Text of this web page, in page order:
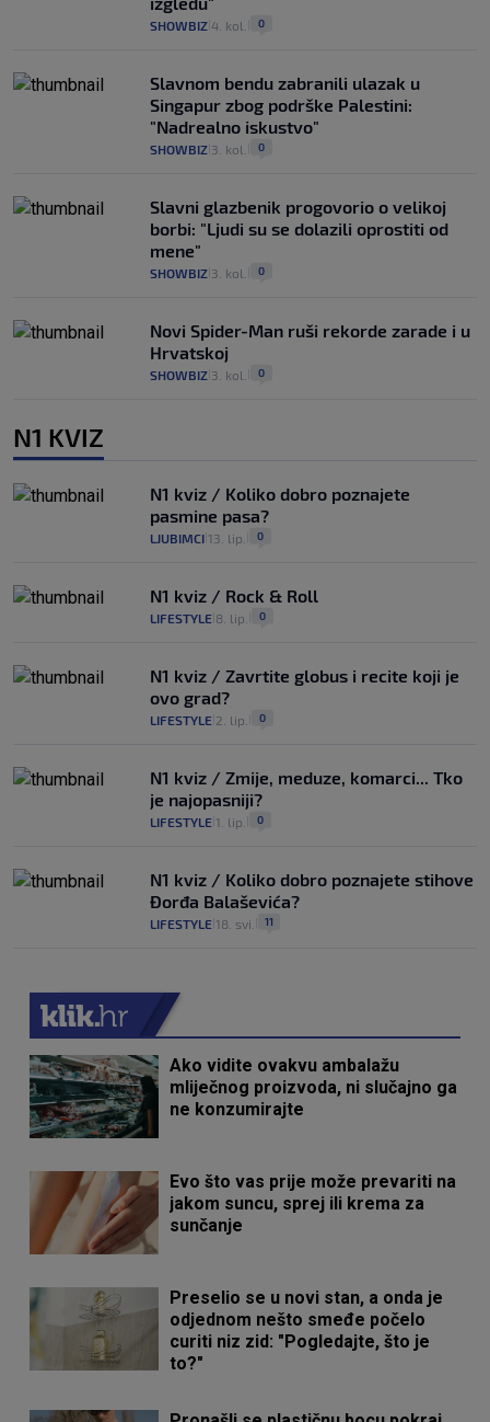
SHOWBIZ 4. kol. 0
Slavnom bendu zabranili ulazak u
Singapur zbog podrške Palestini:
"Nadrealno iskustvo"
SHOWBIZ 3. kol. 0
Slavni glazbenik progovorio o velikoj
borbi: "Ljudi su se dolazili oprostiti od
mene"
SHOWBIZ 3. kol. 0
Novi Spider-Man ruši rekorde zarade i u
Hrvatskoj
SHOWBIZ 3. kol. 0
N1 KVIZ
N1 kviz / Koliko dobro poznajete
pasmine pasa?
LJUBIMCI 13. lip. 0
N1 kviz / Rock & Roll
LIFESTYLE 8. lip. 0
N1 kviz / Zavrtite globus i recite koji je
ovo grad?
LIFESTYLE 2. lip. 0
N1 kviz / Zmije, meduze, komarci... Tko
je najopasniji?
LIFESTYLE 1. lip. 0
N1 kviz / Koliko dobro poznajete stihove
Đorđa Balaševića?
LIFESTYLE 18. svi. 11
Ako vidite ovakvu ambalažu
mliječnog proizvoda, ni slučajno ga
ne konzumirajte
Evo što vas prije može prevariti na
jakom suncu, sprej ili krema za
sunčanje
Preselio se u novi stan, a onda je
odjednom nešto smeđe počelo
curiti niz zid: "Pogledajte, što je
to?"